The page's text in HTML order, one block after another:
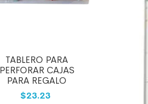
TABLERO PARA
PERFORAR CAJAS
PARA REGALO
$23.23